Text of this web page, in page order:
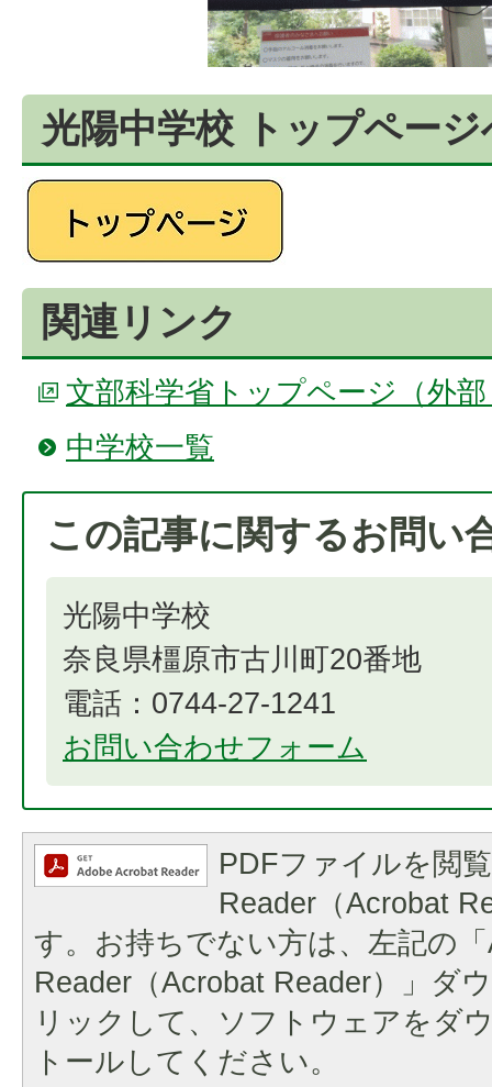
光陽中学校 トップページ
関連リンク
文部科学省トップページ（外
中学校一覧
この記事に関するお問い
光陽中学校
奈良県橿原市古川町20番地
電話：0744-27-1241
お問い合わせフォーム
PDFファイルを閲
Reader（Acrobat
す。お持ちでない方は、左記の
Reader（Acrobat Reader）」ダ
リックして、ソフトウェアをダ
トールしてください。